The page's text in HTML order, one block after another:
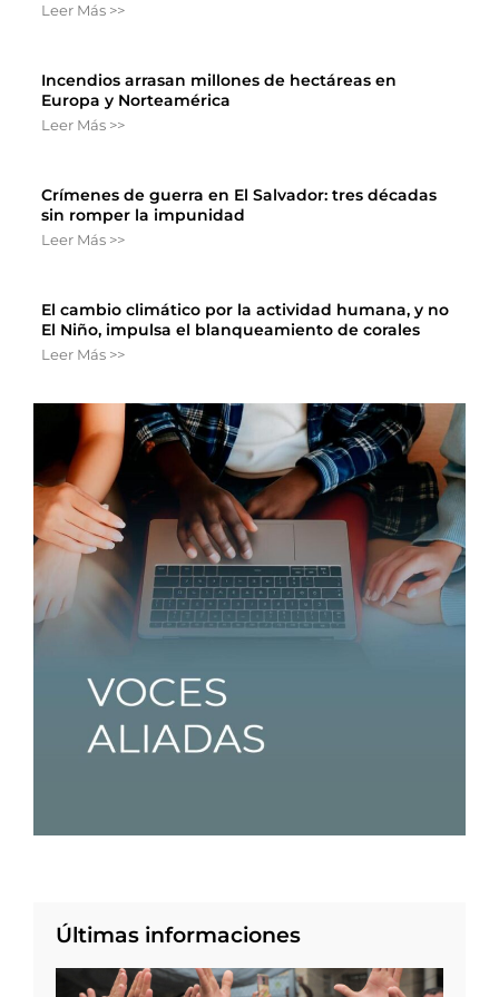
Leer Más >>
Incendios arrasan millones de hectáreas en
Europa y Norteamérica
Leer Más >>
Crímenes de guerra en El Salvador: tres décadas
sin romper la impunidad
Leer Más >>
El cambio climático por la actividad humana, y no
El Niño, impulsa el blanqueamiento de corales
Leer Más >>
Últimas informaciones